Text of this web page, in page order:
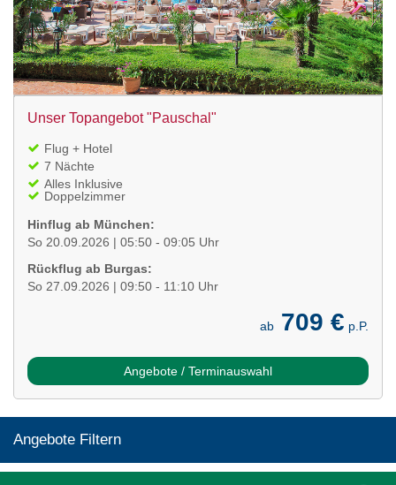
Unser Topangebot "Pauschal"
Flug + Hotel
7 Nächte
Alles Inklusive
Doppelzimmer
Hinflug ab München:
So 20.09.2026 | 05:50 - 09:05 Uhr
Rückflug ab Burgas:
So 27.09.2026 | 09:50 - 11:10 Uhr
ab 709 € p.P.
Angebote / Terminauswahl
Angebote Filtern